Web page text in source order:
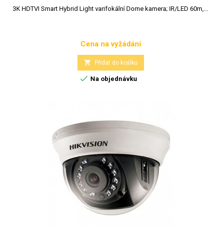
3K HDTVI Smart Hybrid Light varifokální Dome kamera; IR/LED 60m,...
Cena
Cena na vyžádání
 Přidat do košíku
 Na objednávku